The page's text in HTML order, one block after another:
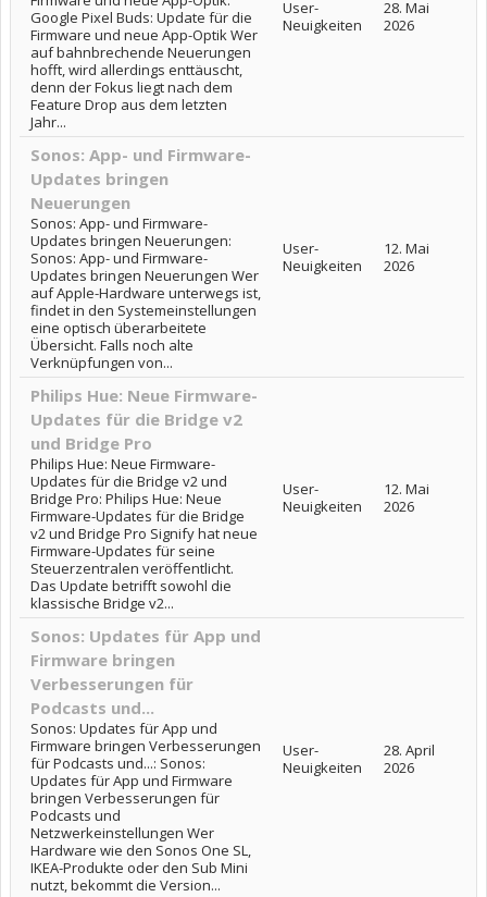
Google Pixel Buds: Update für die
Firmware und neue App-Optik Wer
auf bahnbrechende Neuerungen
hofft, wird allerdings enttäuscht,
denn der Fokus liegt nach dem
Feature Drop aus dem letzten
Jahr...
User-
Neuigkeiten
28. Mai
2026
Sonos: App- und Firmware-
Updates bringen
Neuerungen
Sonos: App- und Firmware-
Updates bringen Neuerungen:
Sonos: App- und Firmware-
Updates bringen Neuerungen Wer
auf Apple-Hardware unterwegs ist,
findet in den Systemeinstellungen
eine optisch überarbeitete
Übersicht. Falls noch alte
Verknüpfungen von...
User-
Neuigkeiten
12. Mai
2026
Philips Hue: Neue Firmware-
Updates für die Bridge v2
und Bridge Pro
Philips Hue: Neue Firmware-
Updates für die Bridge v2 und
Bridge Pro: Philips Hue: Neue
Firmware-Updates für die Bridge
v2 und Bridge Pro Signify hat neue
Firmware-Updates für seine
Steuerzentralen veröffentlicht.
Das Update betrifft sowohl die
klassische Bridge v2...
User-
Neuigkeiten
12. Mai
2026
Sonos: Updates für App und
Firmware bringen
Verbesserungen für
Podcasts und...
Sonos: Updates für App und
Firmware bringen Verbesserungen
für Podcasts und...: Sonos:
Updates für App und Firmware
bringen Verbesserungen für
Podcasts und
Netzwerkeinstellungen Wer
Hardware wie den Sonos One SL,
IKEA-Produkte oder den Sub Mini
nutzt, bekommt die Version...
User-
Neuigkeiten
28. April
2026